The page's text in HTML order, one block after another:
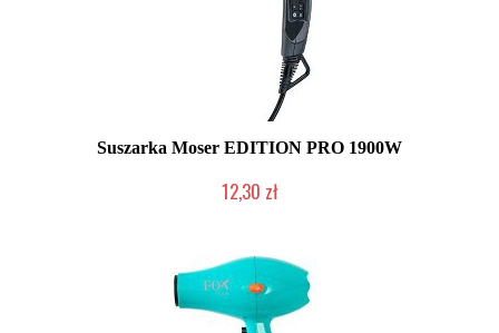
Suszarka Moser EDITION PRO 1900W
12,30 zł